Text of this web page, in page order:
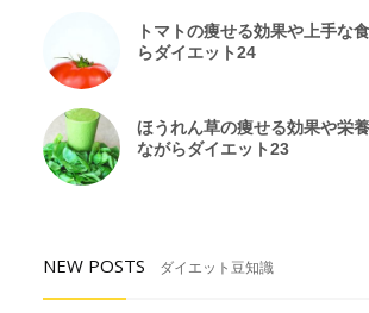
トマトの痩せる効果や上手な
らダイエット24
ほうれん草の痩せる効果や栄
ながらダイエット23
NEW POSTS ダイエット豆知識